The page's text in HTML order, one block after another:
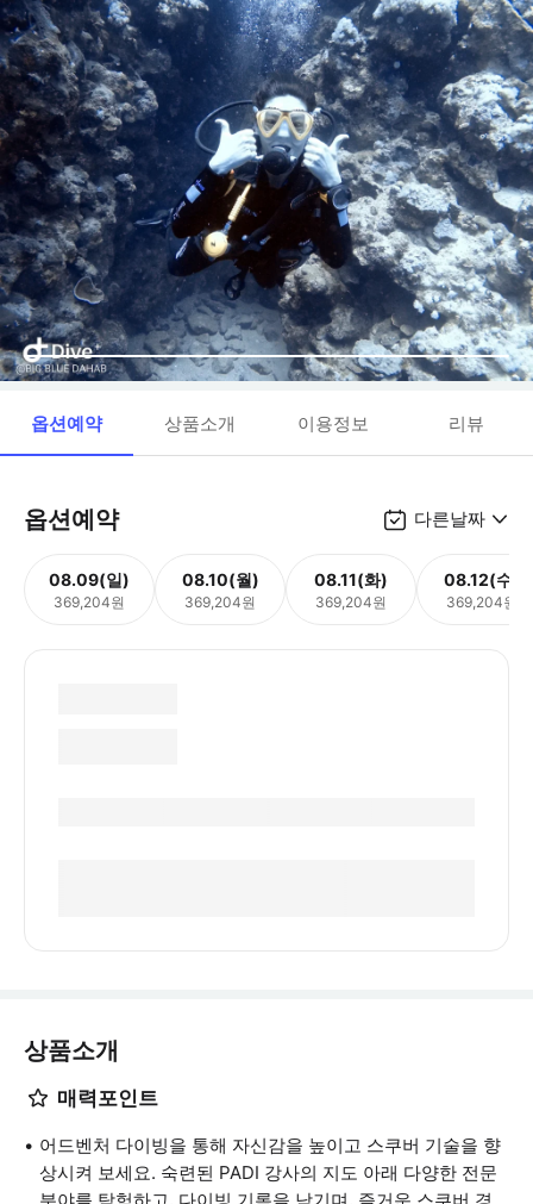
옵션예약 상품소개 이용정보 리뷰
옵션예약 다른날짜
08.09(일)
369,204원
08.10(월)
369,204원
08.11(화)
369,204원
08.12(수)
369,204원
상품소개
매력포인트
어드벤처 다이빙을 통해 자신감을 높이고 스쿠버 기술을 향
상시켜 보세요. 숙련된 PADI 강사의 지도 아래 다양한 전문